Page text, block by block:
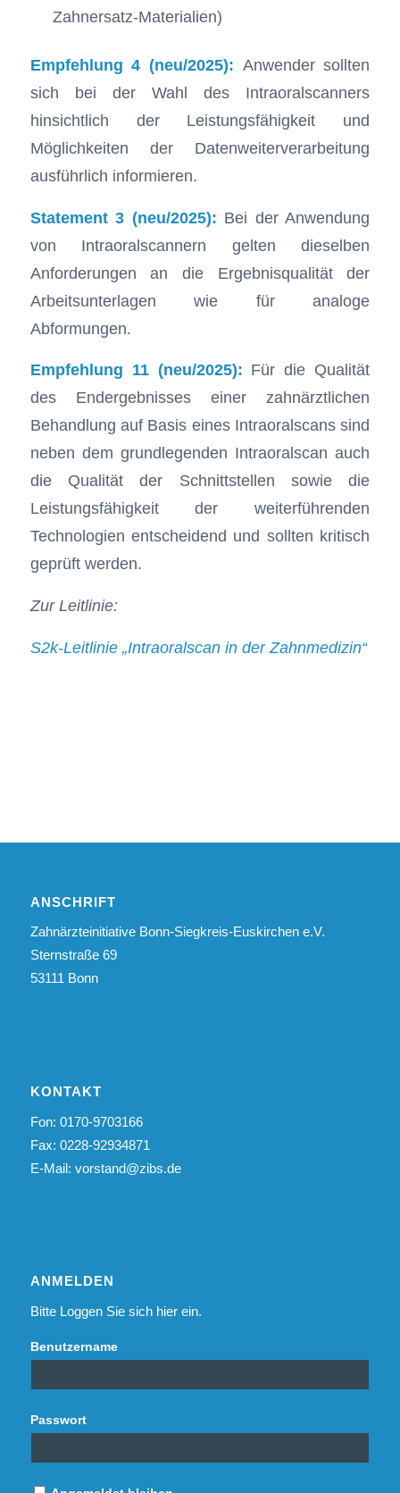
Zahnersatz-Materialien)
Empfehlung 4 (neu/2025): Anwender sollten
sich bei der Wahl des Intraoralscanners
hinsichtlich der Leistungsfähigkeit und
Möglichkeiten der Datenweiterverarbeitung
ausführlich informieren.
Statement 3 (neu/2025): Bei der Anwendung
von Intraoralscannern gelten dieselben
Anforderungen an die Ergebnisqualität der
Arbeitsunterlagen wie für analoge
Abformungen.
Empfehlung 11 (neu/2025): Für die Qualität
des Endergebnisses einer zahnärztlichen
Behandlung auf Basis eines Intraoralscans sind
neben dem grundlegenden Intraoralscan auch
die Qualität der Schnittstellen sowie die
Leistungsfähigkeit der weiterführenden
Technologien entscheidend und sollten kritisch
geprüft werden.
Zur Leitlinie:
S2k-Leitlinie „Intraoralscan in der Zahnmedizin“
ANSCHRIFT
Zahnärzteinitiative Bonn-Siegkreis-Euskirchen e.V.
Sternstraße 69
53111 Bonn
KONTAKT
Fon: 0170-9703166
Fax: 0228-92934871
E-Mail: vorstand@zibs.de
ANMELDEN
Bitte Loggen Sie sich hier ein.
Benutzername
Passwort